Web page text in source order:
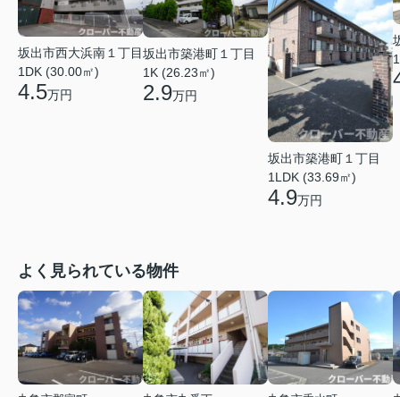
坂出市西大浜南１丁目
1DK (30.00㎡)
4.5万円
坂出市築港町１丁目
1K (26.23㎡)
2.9万円
坂出市築港町１丁目
1LDK (33.69㎡)
4.9万円
よく見られている物件